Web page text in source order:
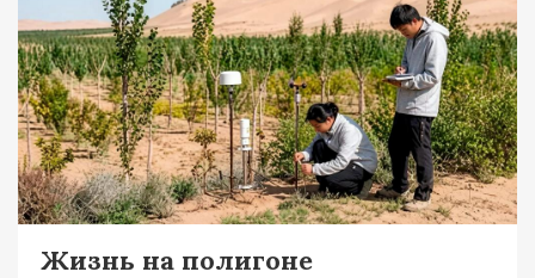
Жизнь на полигоне